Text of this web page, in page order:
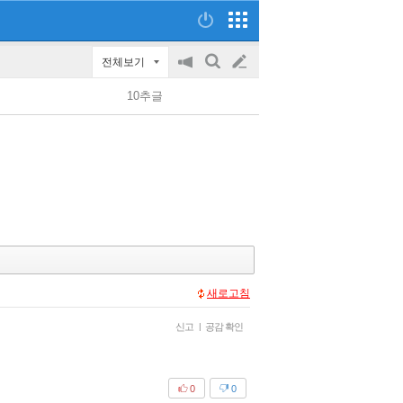
전체보기
공
on/off
검
글
쓰
10추글
새로고침
신고 | 공감 확인
0
0